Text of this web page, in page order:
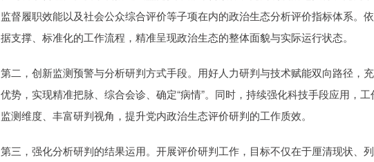
监督履职效能以及社会公众综合评价等子项在内的政治生态分析评价指标体系。
据支撑、标准化的工作流程，精准呈现政治生态的整体面貌与实际运行状态。
第二，创新监测预警与分析研判方式手段。用好人力研判与技术赋能双向路径，
优势，实现精准把脉、综合会诊、确定“病情”。同时，持续强化科技手段应用，
监测维度、丰富研判视角，提升党内政治生态评价研判的工作质效。
第三，强化分析研判的结果运用。开展评价研判工作，目标不仅在于厘清现状、